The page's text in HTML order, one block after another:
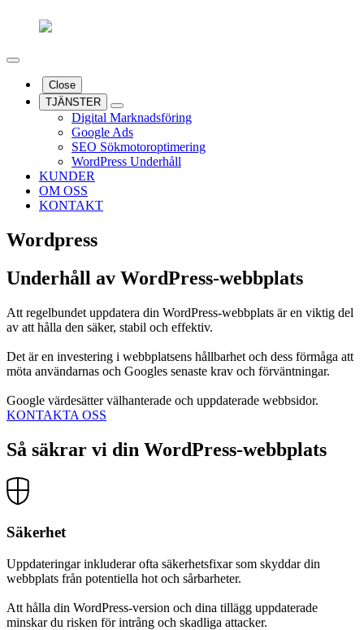
Close
TJÄNSTER
Digital Marknadsföring
Google Ads
SEO Sökmotoroptimering
WordPress Underhåll
KUNDER
OM OSS
KONTAKT
Wordpress
Underhåll av WordPress-webbplats
Att regelbundet uppdatera din WordPress-webbplats är en viktig del
av att hålla den säker, stabil och effektiv.
Det är en investering i webbplatsens hållbarhet och dess förmåga att
möta användarnas och Googles senaste krav och förväntningar.
Google värdesätter välhanterade och uppdaterade webbsidor.
KONTAKTA OSS
Så säkrar vi din WordPress-webbplats
Säkerhet
Uppdateringar inkluderar ofta säkerhetsfixar som skyddar din
webbplats från potentiella hot och sårbarheter.
Att hålla din WordPress-version och dina tillägg uppdaterade
minskar du risken för intrång och skadliga attacker.